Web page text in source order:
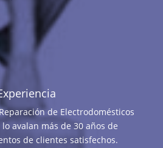
de Electrodomésticos
lo avalan más de 30 años de
de clientes satisfechos.